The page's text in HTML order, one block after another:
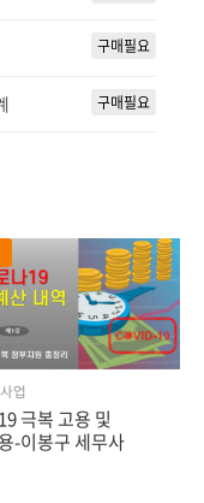
구매필요
구매필요
업
극복 고용 및
-이봉구 세무사